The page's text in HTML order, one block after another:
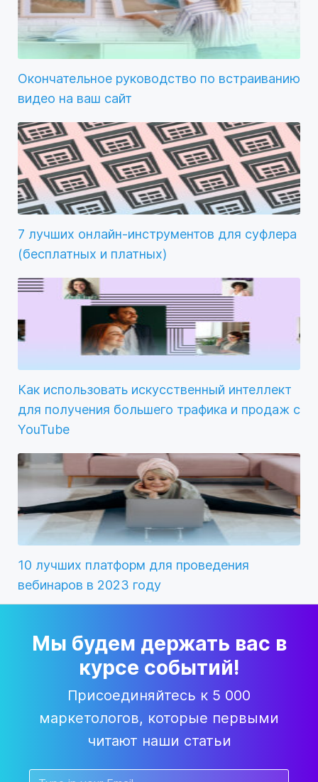
Окончательное руководство по встраиванию
видео на ваш сайт
7 лучших онлайн-инструментов для суфлера
(бесплатных и платных)
Как использовать искусственный интеллект
для получения большего трафика и продаж с
YouTube
10 лучших платформ для проведения
вебинаров в 2023 году
Мы будем держать вас в
курсе событий!
Присоединяйтесь к 5 000
маркетологов, которые первыми
читают наши статьи